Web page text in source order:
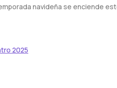
navideña se